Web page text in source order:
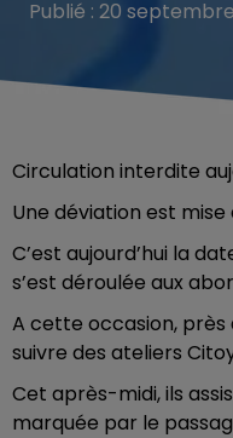
Publié : 20
Circulation interdite
Une déviation est mise
C’est aujourd’hui la
s’est déroulée aux
A cette occasion, près
suivre des ateliers
Cet après-midi, ils
marquée par le